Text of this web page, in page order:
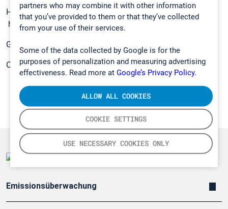
partners who may combine it with other information
that you’ve provided to them or that they’ve collected
from your use of their services.
Some of the data collected by Google is for the
purposes of personalization and measuring advertising
effectiveness. Read more at Google’s Privacy Policy.
COOKIE SETTINGS
USE NECESSARY COOKIES ONLY
ALLOW ALL COOKIES
HR-Manager Frau Heike Hannig –
heike.hannig@gasmet.com
Gasmet Technologies GmbH
Ostring 4 – 76131 Karlsruhe
Emissionsüberwachung